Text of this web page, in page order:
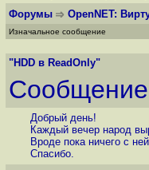
Форумы OpenNET:
Изначальное сообщение
"HDD в ReadOnly"
Сообщение
Добрый день!
Каждый вечер народ
Вроде пока ничего с
Спасибо.